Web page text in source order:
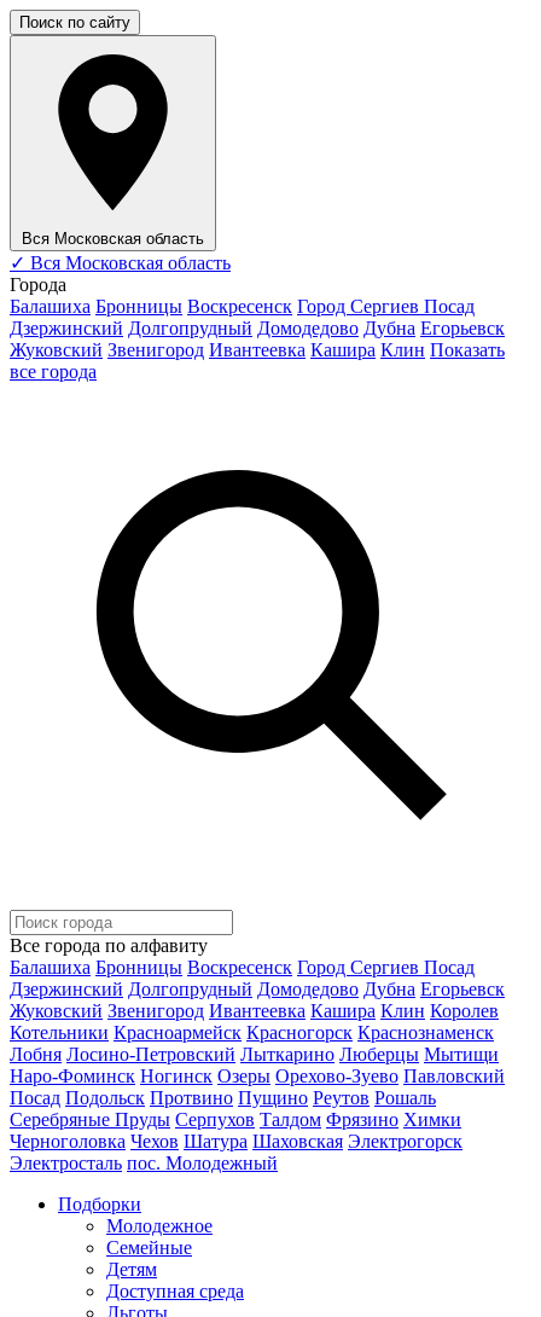
Поиск по сайту
Вся Московская область
✓ Вся Московская область
Города
Балашиха Бронницы Воскресенск Город Сергиев Посад
Дзержинский Долгопрудный Домодедово Дубна Егорьевск
Жуковский Звенигород Ивантеевка Кашира Клин Показать
все города
Все города по алфавиту
Балашиха Бронницы Воскресенск Город Сергиев Посад
Дзержинский Долгопрудный Домодедово Дубна Егорьевск
Жуковский Звенигород Ивантеевка Кашира Клин Королев
Котельники Красноармейск Красногорск Краснознаменск
Лобня Лосино-Петровский Лыткарино Люберцы Мытищи
Наро-Фоминск Ногинск Озеры Орехово-Зуево Павловский
Посад Подольск Протвино Пущино Реутов Рошаль
Серебряные Пруды Серпухов Талдом Фрязино Химки
Черноголовка Чехов Шатура Шаховская Электрогорск
Электросталь пос. Молодежный
Подборки
Молодежное
Семейные
Детям
Доступная среда
Льготы